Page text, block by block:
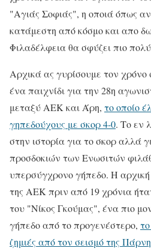
"Αγιάς Σοφιάς", η οποιά όπως
κατάμεστη από κόσμο και απο
Φιλαδέλφεια θα σφύζει πιο
Αρχικά ας γυρίσουμε τον χρόνο
ένα παιχνίδι για την 28η
μεταξύ ΑΕΚ και Άρη, το οποίο
γηπεδούχους με σκορ 4-0. Το εν
στην ιστορία για το σκορ αλλά
προσδοκιών των Ενωσιτών
υπερσύγχρονο γήπεδο. Η
της ΑΕΚ πριν από 19 χρόνια
του "Νίκος Γκούμας", ένα πιο
γήπεδο από το προγενέστερο,
ζημιές από τον σεισμό της